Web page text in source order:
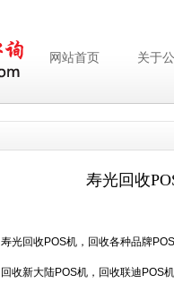
网站首页 关于
寿光回收
寿光回收POS机，回收各种品牌
回收新大陆POS机，回收联迪POS